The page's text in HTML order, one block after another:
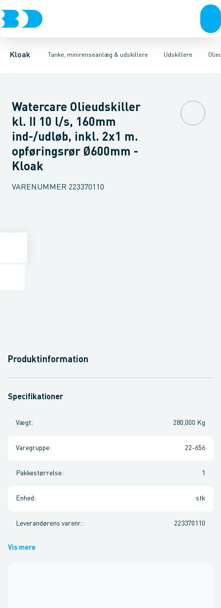
Kloak Tanke, minirenseanlæg & udskillere
Rør & fittingsBrøndeBrøndgodsLinjeafvandingTanke,
Udskillere
Udskillere Tanke Tilbehør til tankeMini renseanlæg
OlieudskillereFedtudskillereTilbehør til udskillereSandfang
Watercare Olieudskiller
kl. II 10 l/s, 160mm
ind-/udløb, inkl. 2x1 m.
opføringsrør Ø600mm -
Kloak
VARENUMMER 223370110
Produktinformation
Specifikationer
Vægt: 280,000 Kg
Varegruppe: 22-656
Pakkestørrelse: 1
Enhed : stk
Leverandørens varenr. : 223370110
Vis mere